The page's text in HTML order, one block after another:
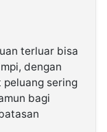
terluar bisa
dengan
sering
bagi